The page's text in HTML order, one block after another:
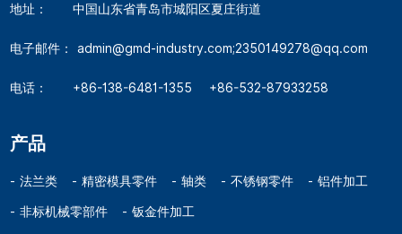
地址： 中国山东省青岛市城阳区夏庄街道
电子邮件： admin@gmd-industry.com;2350149278@qq.com
电话： +86-138-6481-1355 +86-532-87933258
产品
法兰类 精密模具零件 轴类 不锈钢零件 铝件加工
非标机械零部件 钣金件加工